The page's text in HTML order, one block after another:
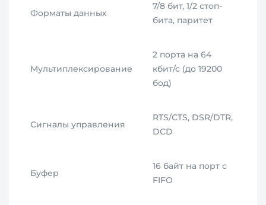
Форматы данных
7/8 бит, 1/2 стоп-
бита, паритет
Мультиплексирование
2 порта на 64
кбит/с (до 19200
бод)
Сигналы управления
RTS/CTS, DSR/DTR,
DCD
Буфер
16 байт на порт с
FIFO